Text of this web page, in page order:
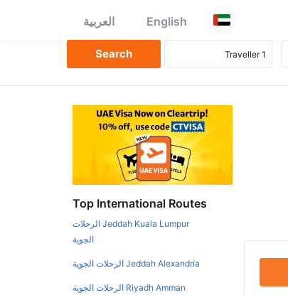
English العربية
Top International Routes
Jeddah Kuala Lumpur الرحلات
الجوية
Jeddah Alexandria الرحلات الجوية
Riyadh Amman الرحلات الجوية